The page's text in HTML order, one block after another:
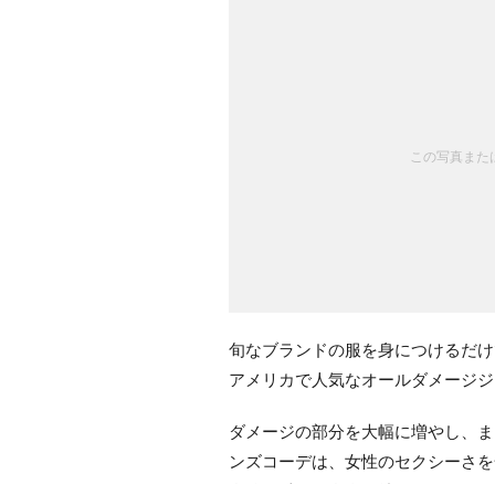
この写真ま
旬なブランドの服を身につけるだ
アメリカで人気なオールダメージ
ダメージの部分を大幅に増やし、
ンズコーデは、女性のセクシーさ